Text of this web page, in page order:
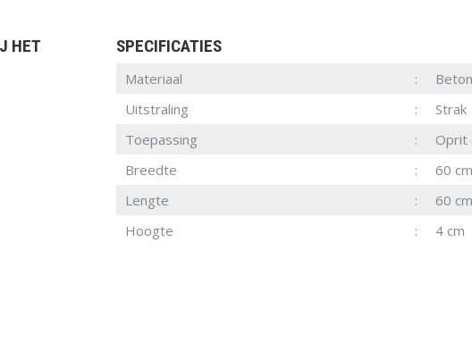
SPECIFICATIES
Materiaal
Beton
Uitstraling
Strak
Toepassing
Oprit
Breedte
60 cm
Lengte
60 cm
Hoogte
4 cm
HET